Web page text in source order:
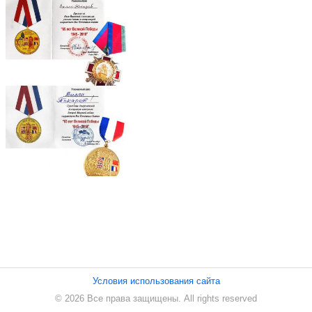
ПЕСНИ
СТАТЬИ
КОНТАКТЫ
Условия использования сайта
© 2026 Все права защищены. All rights reserved